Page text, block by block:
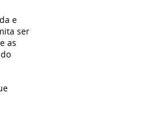
e
ser
as